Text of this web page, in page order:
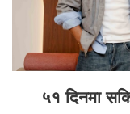
५१ दिनमा